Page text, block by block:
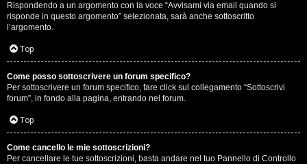
Rispondendo a un argomento con la voce “Avvisami via email quando si
risponde in questo argomento” selezionata, sarà anche sottoscritto
l’argomento.
Top
Come posso sottoscrivere un forum specifico?
Per sottoscrivere un forum specifico, fare click sul collegamento “Sottoscrivi
forum”, in fondo alla pagina, entrando nel forum.
Top
Come cancello le mie sottoscrizioni?
Per cancellare le tue sottoscrizioni, basta andare nel tuo Pannello di Controllo